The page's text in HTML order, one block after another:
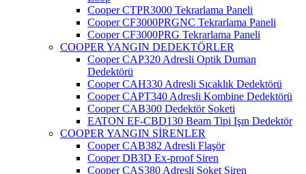
Cooper CTPR3000 Tekrarlama Paneli
Cooper CF3000PRGNC Tekrarlama Paneli
Cooper CF3000PRG Tekrarlama Paneli
COOPER YANGIN DEDEKTÖRLER
Cooper CAP320 Adresli Optik Duman
Dedektörü
Cooper CAH330 Adresli Sıcaklık Dedektörü
Cooper CAPT340 Adresli Kombine Dedektörü
Cooper CAB300 Dedektör Soketi
EATON EF-CBD130 Beam Tipi Işın Dedektör
COOPER YANGIN SİRENLER
Cooper CAB382 Adresli Flaşör
Cooper DB3D Ex-proof Siren
Cooper CAS380 Adresli Soket Siren